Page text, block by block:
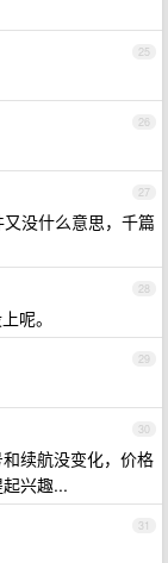
25
26
27
没什么意思，千篇
28
呢。
29
30
续航没变化，价格
兴趣...
31